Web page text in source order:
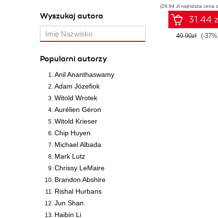
Wyszukaj autora
Popularni autorzy
Anil Ananthaswamy
Adam Józefiok
Witold Wrotek
Aurélien Géron
Witold Krieser
Chip Huyen
Michael Albada
Mark Lutz
Chrissy LeMaire
Brandon Abshire
Rishal Hurbans
Jun Shan
Haibin Li
(29,94 zł najniższa cena
31.44
49.90zł (-